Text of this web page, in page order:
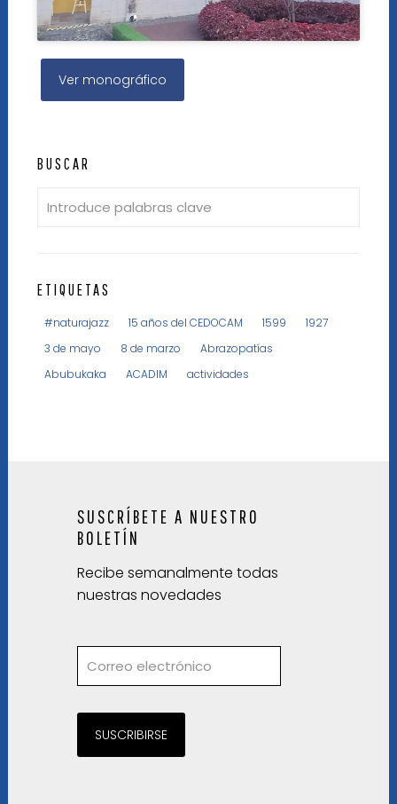
Ver monográfico
BUSCAR
ETIQUETAS
#naturajazz 15 años del CEDOCAM 1599
1927
3 de mayo
8 de marzo
Abrazopatías
Abubukaka
ACADIM actividades
SUSCRÍBETE A NUESTRO
BOLETÍN
Recibe semanalmente todas
nuestras novedades
SUSCRIBIRSE